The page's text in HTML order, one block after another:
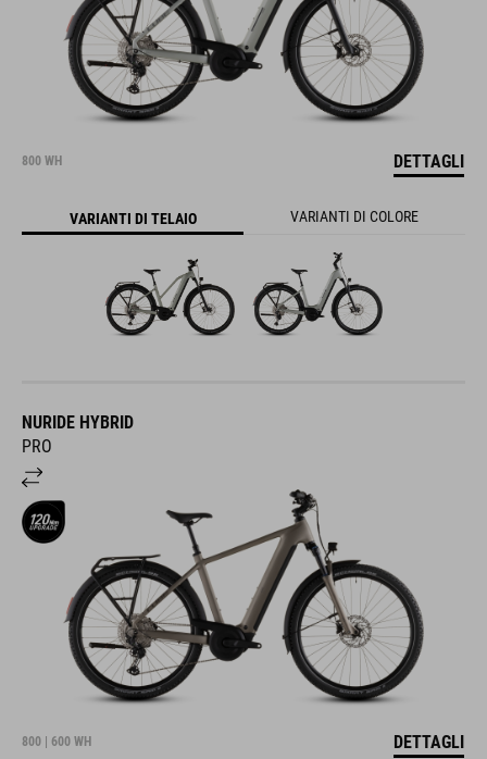
800 WH DETTAGLI
VARIANTI DI TELAIO VARIANTI DI COLORE
NURIDE HYBRID
PRO
800 | 600 WH DETTAGLI